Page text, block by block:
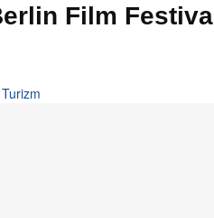
Film
Turizm